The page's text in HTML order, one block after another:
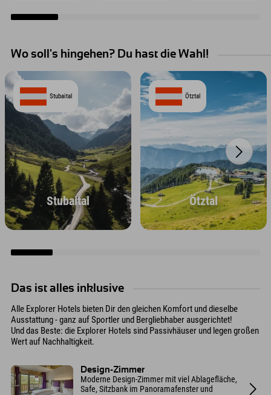
Wo soll's hingehen? Du hast die Wahl!
Stubaital
Stubaital
Ötztal
Ötztal
Das ist alles inklusive
Alle Explorer Hotels bieten Dir den gleichen Komfort und dieselbe
Ausstattung - ganz auf Sportler und Bergliebhaber ausgerichtet!
Und das Beste: die Explorer Hotels sind Passivhäuser und legen großen
Wert auf Nachhaltigkeit.
Design-Zimmer
Moderne Design-Zimmer mit viel Ablagefläche,
Safe, Sitzbank im Panoramafenster und